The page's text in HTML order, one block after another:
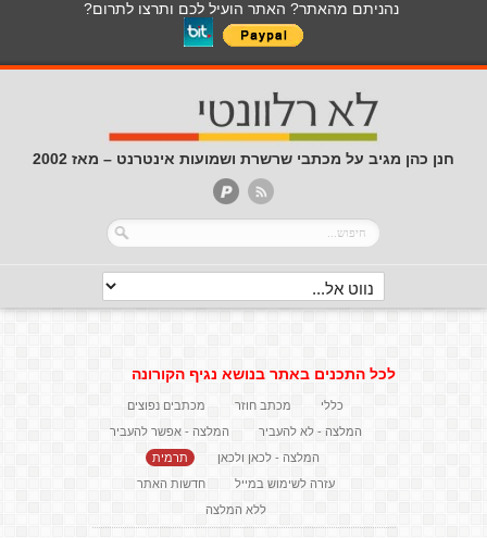
נהניתם מהאתר? האתר הועיל לכם ותרצו לתרום?
חנן כהן מגיב על מכתבי שרשרת ושמועות אינטרנט – מאז 2002
לכל התכנים באתר בנושא נגיף הקורונה
כללי מכתב חוזר
מכתבים נפוצים
המלצה - לא להעביר
המלצה - אפשר להעביר
המלצה - לכאן ולכאן
תרמית
עזרה לשימוש במייל
חדשות האתר
ללא המלצה